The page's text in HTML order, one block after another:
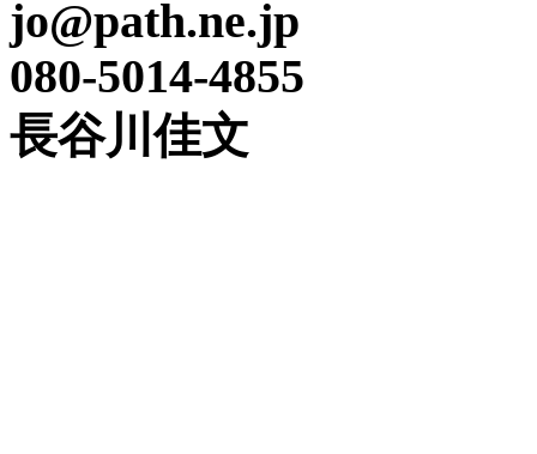
jo@path.ne.jp
080-5014-4855
長谷川佳文